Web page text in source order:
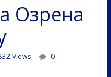
Озрена
Views
0